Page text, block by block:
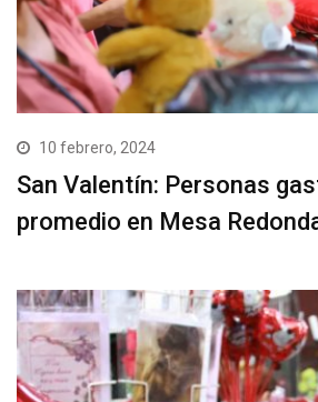
10 febrero, 2024
San Valentín: Personas
promedio en Mesa